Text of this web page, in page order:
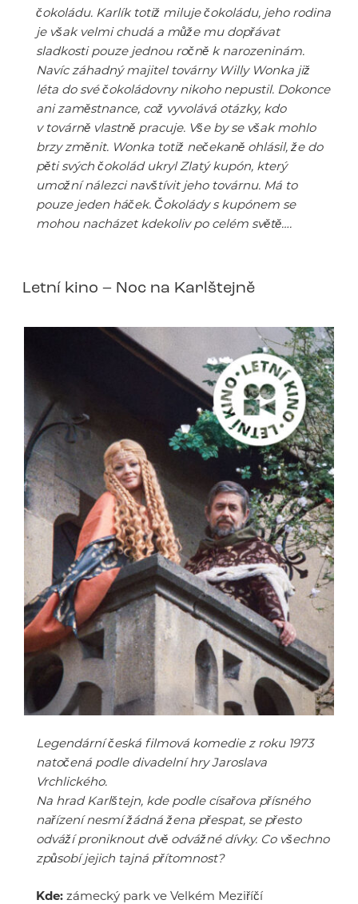
čokoládu. Karlík totiž miluje čokoládu, jeho rodina
je však velmi chudá a může mu dopřávat
sladkosti pouze jednou ročně k narozeninám.
Navíc záhadný majitel továrny Willy Wonka již
léta do své čokoládovny nikoho nepustil. Dokonce
ani zaměstnance, což vyvolává otázky, kdo
v továrně vlastně pracuje. Vše by se však mohlo
brzy změnit. Wonka totiž nečekaně ohlásil, že do
pěti svých čokolád ukryl Zlatý kupón, který
umožní nálezci navštívit jeho továrnu. Má to
pouze jeden háček. Čokolády s kupónem se
mohou nacházet kdekoliv po celém světě….
Letní kino – Noc na Karlštejně
Legendární česká filmová komedie z roku 1973
natočená podle divadelní hry Jaroslava
Vrchlického.
Na hrad Karlštejn, kde podle císařova přísného
nařízení nesmí žádná žena přespat, se přesto
odváží proniknout dvě odvážné dívky. Co všechno
způsobí jejich tajná přítomnost?
Kde: zámecký park ve Velkém Meziříčí